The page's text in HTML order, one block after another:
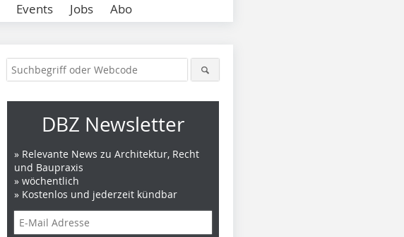
Events Jobs Abo
DBZ Newsletter
» Relevante News zu Architektur, Recht
und Baupraxis
» wöchentlich
» Kostenlos und jederzeit kündbar